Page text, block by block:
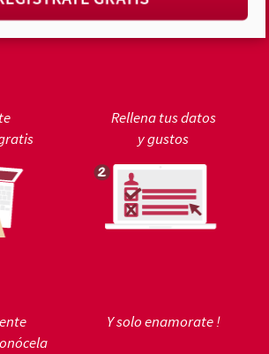
Rellena tus datos
y gustos
Y solo enamorate !